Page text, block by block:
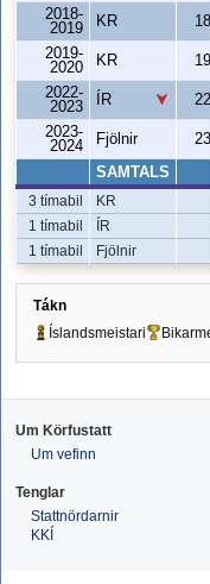
2018-
2019
KR 18
2019-
2020
KR 19
2022-
2023
ÍR 22
2023-
2024
Fjölnir 23
SAMTALS
3 tímabil KR
1 tímabil
ÍR
1 tímabil
Fjölnir
Tákn
Íslandsmeistari
Um Körfustatt
Um vefinn
Tenglar
Stattnördarnir
KKÍ